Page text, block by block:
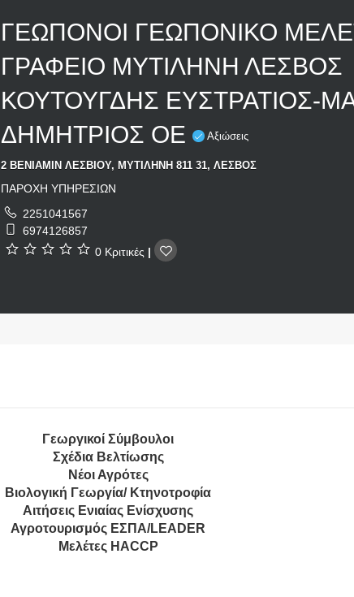
ΓΕΩΠΟΝΟΙ ΓΕΩΠΟΝΙΚΟ
ΓΡΑΦΕΙΟ ΜΥΤΙΛΗΝΗ ΛΕΣΒΟΣ
ΚΟΥΤΟΥΓΔΗΣ ΕΥΣΤΡΑΤΙΟΣ-
ΔΗΜΗΤΡΙΟΣ ΟΕ
Αξιώσεις
2 ΒΕΝΙΑΜΙΝ ΛΕΣΒΙΟΥ, ΜΥΤΙΛΗΝΗ 811 31, ΛΕΣΒΟΣ
ΠΑΡΟΧΗ ΥΠΗΡΕΣΙΩΝ
2251041567
6974126857
0 Κριτικές |
Γεωργικοί Σύμβουλοι
Σχέδια Βελτίωσης
Νέοι Αγρότες
Βιολογική Γεωργία/ Κτηνοτροφία
Αιτήσεις Ενιαίας Ενίσχυσης
Αγροτουρισμός ΕΣΠΑ/LEADER
Μελέτες HACCP